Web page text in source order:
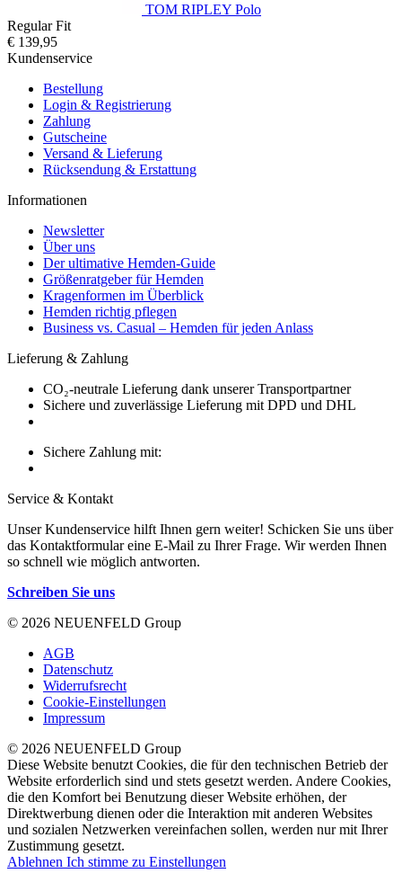
TOM RIPLEY Polo
Regular Fit
€ 139,95
Kundenservice
Bestellung
Login & Registrierung
Zahlung
Gutscheine
Versand & Lieferung
Rücksendung & Erstattung
Informationen
Newsletter
Über uns
Der ultimative Hemden-Guide
Größenratgeber für Hemden
Kragenformen im Überblick
Hemden richtig pflegen
Business vs. Casual – Hemden für jeden Anlass
Lieferung & Zahlung
CO₂-neutrale Lieferung dank unserer Transportpartner
Sichere und zuverlässige Lieferung mit DPD und DHL
Sichere Zahlung mit:
Service & Kontakt
Unser Kundenservice hilft Ihnen gern weiter! Schicken Sie uns über
das Kontaktformular eine E-Mail zu Ihrer Frage. Wir werden Ihnen
so schnell wie möglich antworten.
Schreiben Sie uns
© 2026 NEUENFELD Group
AGB
Datenschutz
Widerrufsrecht
Cookie-Einstellungen
Impressum
© 2026 NEUENFELD Group
Diese Website benutzt Cookies, die für den technischen Betrieb der
Website erforderlich sind und stets gesetzt werden. Andere Cookies,
die den Komfort bei Benutzung dieser Website erhöhen, der
Direktwerbung dienen oder die Interaktion mit anderen Websites
und sozialen Netzwerken vereinfachen sollen, werden nur mit Ihrer
Zustimmung gesetzt.
Ablehnen Ich stimme zu Einstellungen